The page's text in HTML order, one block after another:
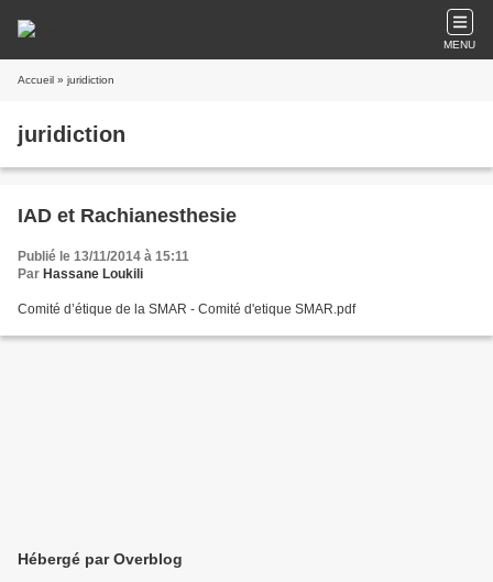
MENU
Accueil » juridiction
juridiction
IAD et Rachianesthesie
Publié le 13/11/2014 à 15:11
Par Hassane Loukili
Comité d’étique de la SMAR - Comité d'etique SMAR.pdf
Hébergé par Overblog